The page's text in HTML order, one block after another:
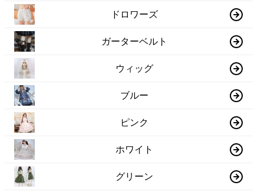
ドロワーズ
ガーターベルト
ウィッグ
ブルー
ピンク
ホワイト
グリーン